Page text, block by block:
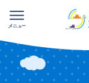
content